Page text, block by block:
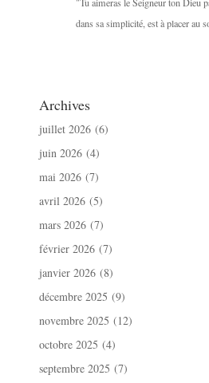
dans sa simplicité, est à placer au
Archives
juillet 2026 (6)
juin 2026 (4)
mai 2026 (7)
avril 2026 (5)
mars 2026 (7)
février 2026 (7)
janvier 2026 (8)
décembre 2025 (9)
novembre 2025 (12)
octobre 2025 (4)
septembre 2025 (7)